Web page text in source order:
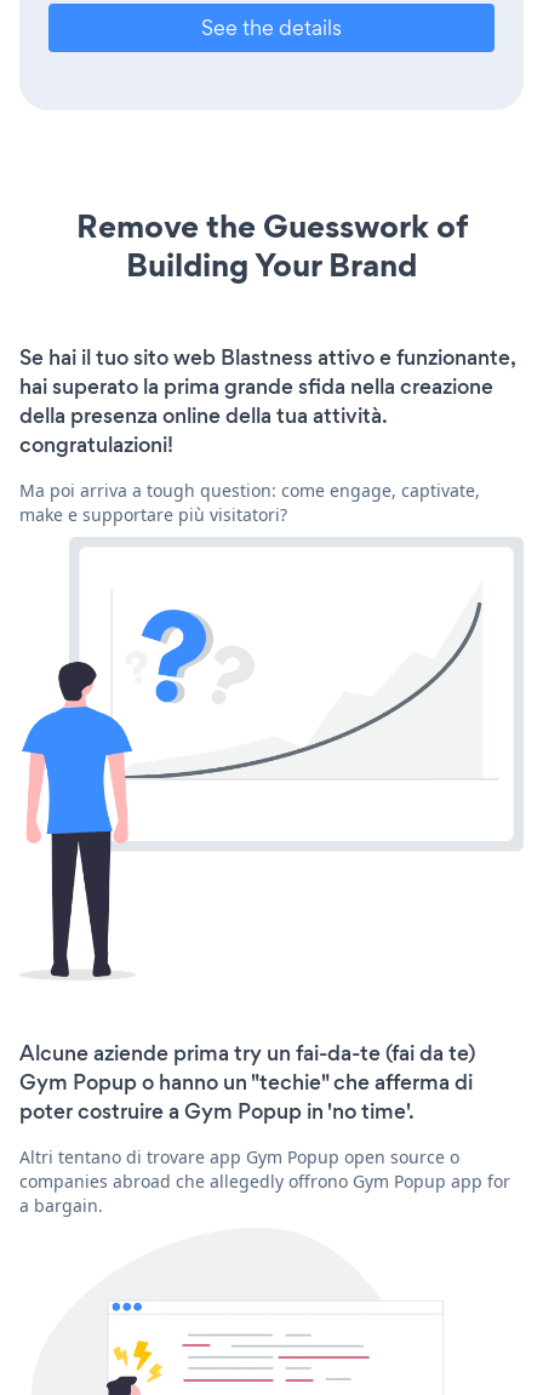
See the details
Remove the Guesswork of
Building Your Brand
Se hai il tuo sito web Blastness attivo e funzionante,
hai superato la prima grande sfida nella creazione
della presenza online della tua attività.
congratulazioni!
Ma poi arriva a tough question: come engage, captivate,
make e supportare più visitatori?
Alcune aziende prima try un fai-da-te (fai da te)
Gym Popup o hanno un "techie" che afferma di
poter costruire a Gym Popup in 'no time'.
Altri tentano di trovare app Gym Popup open source o
companies abroad che allegedly offrono Gym Popup app for
a bargain.